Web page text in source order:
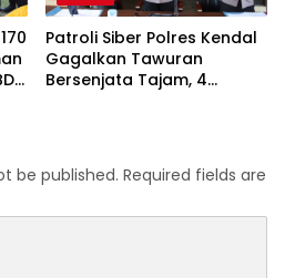
Patroli Siber Polres Kendal
Gagalkan Tawuran
Bersenjata Tajam, 4
be published. Required fields are